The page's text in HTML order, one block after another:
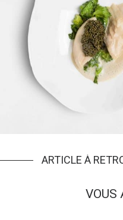
ARTICLE À
VOUS